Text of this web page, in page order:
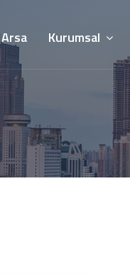
Arsa Kurumsal